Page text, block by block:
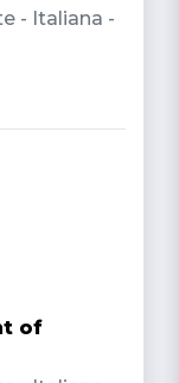
- Italiana -
of